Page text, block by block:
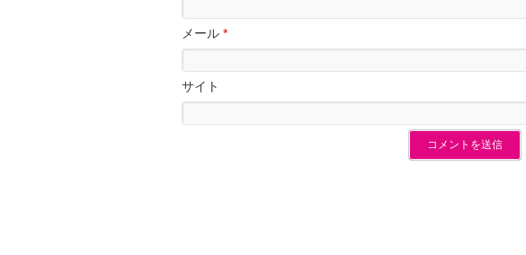
メール *
サイト